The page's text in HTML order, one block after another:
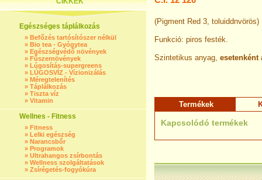
Egészséges táplálkozás
» Befőzés tartósítószer nélkül
» Bio tea - Gyógytea
» Egészségvédő növények
» Fűszernövények
» Lúgosítás-supergreens
» LÚGOSVÍZ - Vízionizálás
» Méregtelenítés
» Táplálkozás
» Tiszta víz
» Vitamin
Wellnes - Fitness
» Fitness
» Lelki egészség
» Narancsbőr
» Programok
» Ultrahangos zsírbontás
» Wellness szolgáltatások
» Zsírégetés-fogyókúra
(Pigment Red 3, toluiddnvörös)
Funkció: piros festék.
Szintetikus anyag,
Termékek
Kapcsolódó termékek